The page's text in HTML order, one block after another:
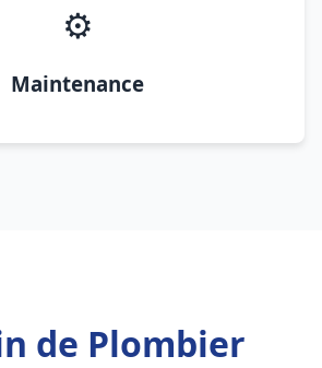
⚙️
Maintenance
de Plombier